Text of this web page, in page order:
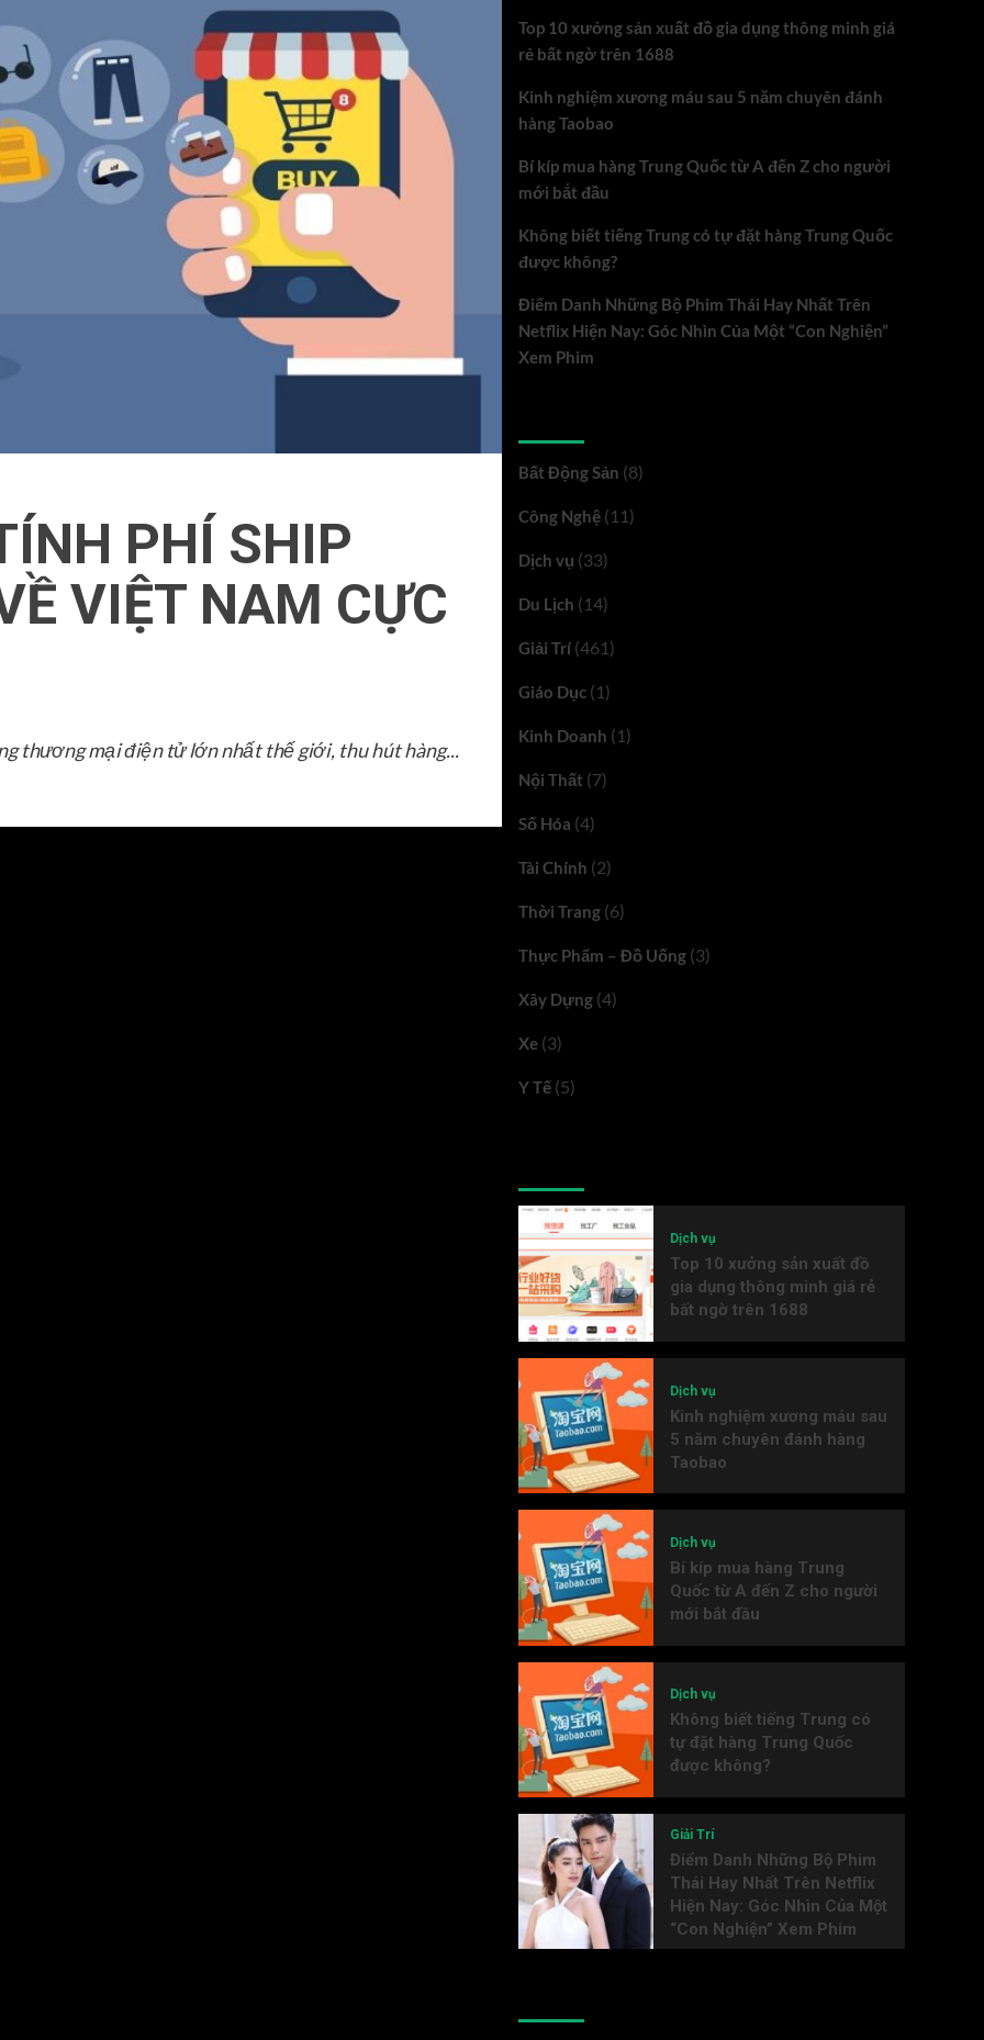
PHÍ SHIP
VIỆT NAM CỰC
thương mại điện tử lớn nhất thế giới, thu hút hàng...
Top 10 xưởng sản xuất đồ gia dụng thông minh giá
rẻ bất ngờ trên 1688
Kinh nghiệm xương máu sau 5 năm chuyên đánh
hàng Taobao
Bí kíp mua hàng Trung Quốc từ A đến Z cho người
mới bắt đầu
Không biết tiếng Trung có tự đặt hàng Trung Quốc
được không?
Điểm Danh Những Bộ Phim Thái Hay Nhất Trên
Netflix Hiện Nay: Góc Nhìn Của Một “Con Nghiện”
Xem Phim
Bất Động Sản (8)
Công Nghệ(11)
Dịch vụ (33)
Du Lịch (14)
Giải Trí(461)
Giáo Dục(1)
Kinh Doanh (1)
Nội Thất (7)
Số Hóa (4)
Tài Chính (2)
Thời Trang(6)
Thực Phẩm – Đồ Uống(3)
Xây Dựng(4)
Xe(3)
Y Tế(5)
Dịch vụ
Top 10 xưởng sản xuất đồ
gia dụng thông minh giá rẻ
bất ngờ trên 1688
Dịch vụ
Kinh nghiệm xương máu sau
5 năm chuyên đánh hàng
Taobao
Dịch vụ
Bí kíp mua hàng Trung
Quốc từ A đến Z cho người
mới bắt đầu
Dịch vụ
Không biết tiếng Trung có
tự đặt hàng Trung Quốc
được không?
Giải Trí
Điểm Danh Những Bộ Phim
Thái Hay Nhất Trên Netflix
Hiện Nay: Góc Nhìn Của Một
“Con Nghiện” Xem Phim